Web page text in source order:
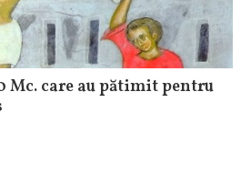
Mc. care au pătimit pentru